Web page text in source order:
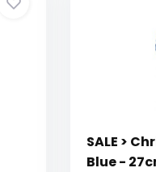
SALE >
Blue -